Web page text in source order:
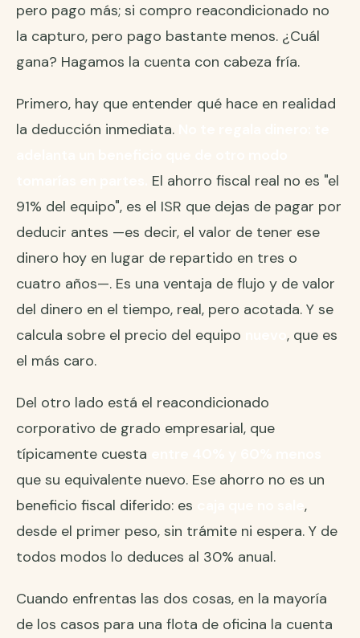
pero pago más; si compro reacondicionado no
la capturo, pero pago bastante menos. ¿Cuál
gana? Hagamos la cuenta con cabeza fría.
Primero, hay que entender qué hace en realidad
la deducción inmediata.
El ahorro fiscal real no es "el
91% del equipo", es el ISR que dejas de pagar por
deducir antes —es decir, el valor de tener ese
dinero hoy en lugar de repartido en tres o
cuatro años—. Es una ventaja de flujo y de valor
del dinero en el tiempo, real, pero acotada. Y se
calcula sobre el precio del equipo
, que es
el más caro.
Del otro lado está el reacondicionado
corporativo de grado empresarial, que
típicamente cuesta
que su equivalente nuevo. Ese ahorro no es un
beneficio fiscal diferido: es
,
desde el primer peso, sin trámite ni espera. Y de
todos modos lo deduces al 30% anual.
Cuando enfrentas las dos cosas, en la mayoría
de los casos para una flota de oficina la cuenta